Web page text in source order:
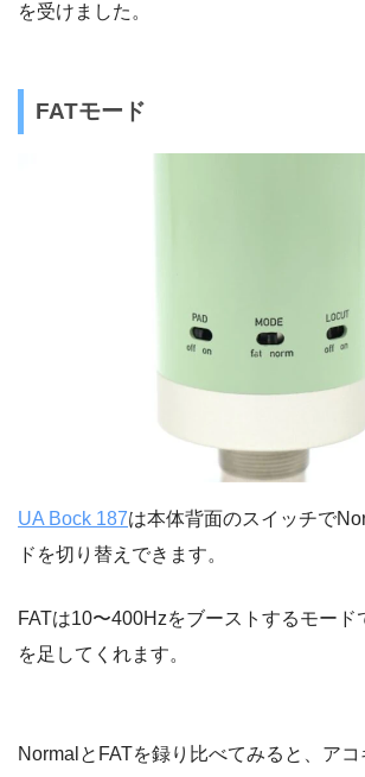
を受けました。
FATモード
UA Bock 187は本体背面のスイッチで
ドを切り替えできます。
FATは10〜400Hzをブーストするモード
を足してくれます。
NormalとFATを録り比べてみると、ア